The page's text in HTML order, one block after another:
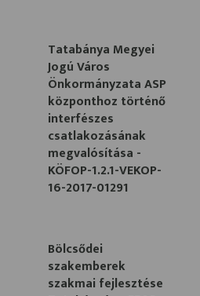
Tatabánya Megyei
Jogú Város
Önkormányzata ASP
központhoz történő
interfészes
csatlakozásának
megvalósítása -
KÖFOP-1.2.1-VEKOP-
16-2017-01291
Bölcsődei
szakemberek
szakmai fejlesztése